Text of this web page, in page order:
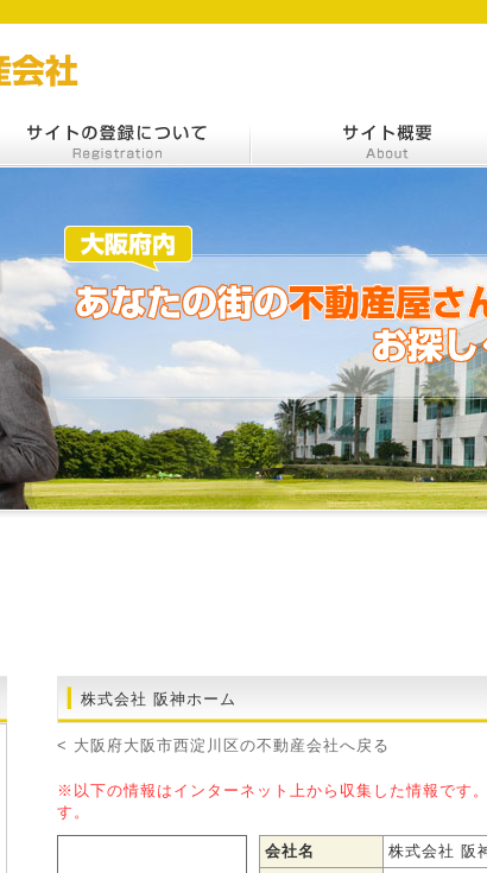
株式会社 阪神ホーム
< 大阪府大阪市西淀川区の不動産会社へ戻る
※以下の情報はインターネット上から収集した情報です
す。
会社名 株式会社 阪